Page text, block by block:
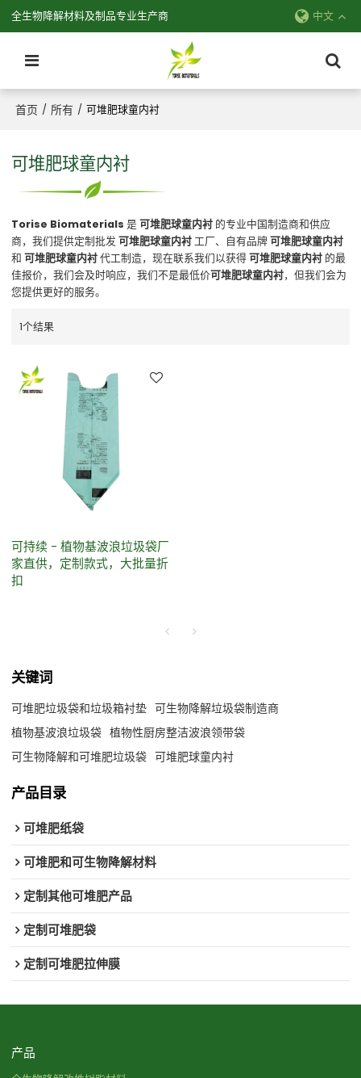
全生物降解材料及制品专业生产商 中文
首页 / 所有 / 可堆肥球童内衬
可堆肥球童内衬
Torise Biomaterials 是可堆肥球童内衬 的专业中国制造商和供应
商，我们提供定制批发可堆肥球童内衬工厂、自有品牌可堆肥球童内衬
和可堆肥球童内衬代工制造，现在联系我们以获得可堆肥球童内衬 的最
佳报价，我们会及时响应，我们不是最低价可堆肥球童内衬，但我们会为
您提供更好的服务。
1个结果
可持续 - 植物基波浪垃圾袋厂
家直供，定制款式，大批量折
扣
关键词
可堆肥垃圾袋和垃圾箱衬垫 可生物降解垃圾袋制造商
植物基波浪垃圾袋 植物性厨房整洁波浪领带袋
可生物降解和可堆肥垃圾袋 可堆肥球童内衬
产品目录
可堆肥纸袋
可堆肥和可生物降解材料
定制其他可堆肥产品
定制可堆肥袋
定制可堆肥拉伸膜
产品